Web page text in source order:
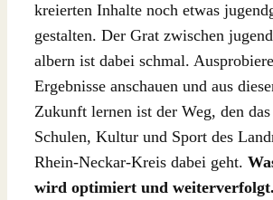
kreierten Inhalte noch etwas
gestalten. Der Grat zwischen
albern ist dabei schmal.
Ergebnisse anschauen und aus
Zukunft lernen ist der Weg, den
Schulen, Kultur und Sport des
Rhein-Neckar-Kreis dabei geht.
wird optimiert und weiterverfolgt.